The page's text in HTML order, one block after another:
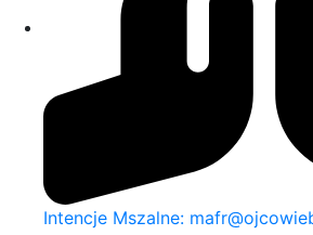
Intencje Mszalne: